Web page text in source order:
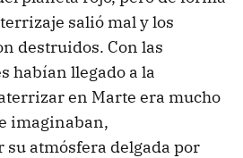
salió mal y los
destruidos. Con las
habían llegado a la
en Marte era mucho
imaginaban,
atmósfera delgada por